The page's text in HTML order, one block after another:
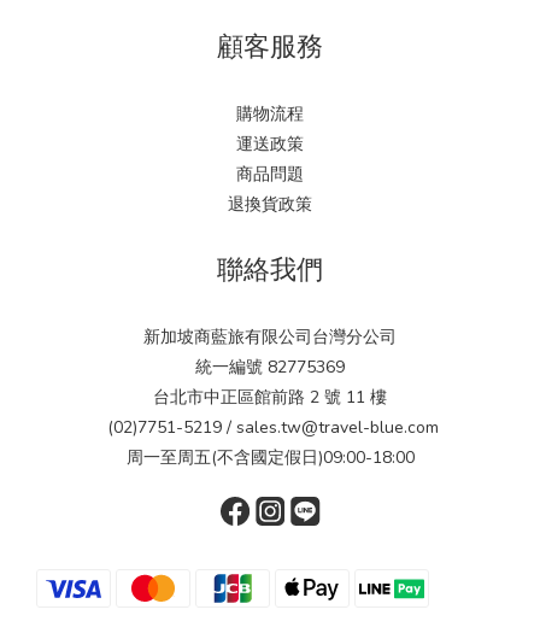
顧客服務
購物流程
運送政策
商品問題
退換貨政策
聯絡我們
新加坡商藍旅有限公司台灣分公司
統一編號 82775369
台北市中正區館前路 2 號 11 樓
(02)7751-5219 / sales.tw@travel-blue.com
周一至周五(不含國定假日)09:00-18:00